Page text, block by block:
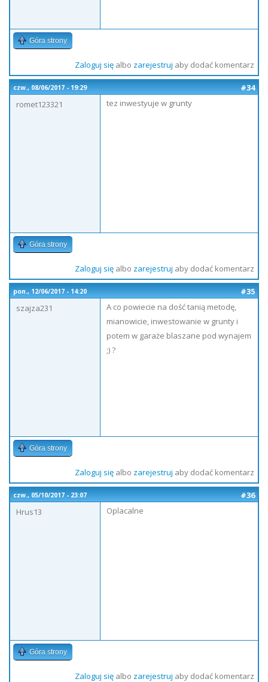
Góra strony
Zaloguj sięalbo zarejestruj aby dodać komentarz
czw., 08/06/2017 - 19:29
#34
romet123321
tez inwestyuje w grunty
Góra strony
Zaloguj sięalbo zarejestruj aby dodać komentarz
pon., 12/06/2017 - 14:20
#35
szajza231
A co powiecie na dość tanią metodę,
mianowicie, inwestowanie w grunty i
potem w garaże blaszane pod wynajem
;) ?
Góra strony
Zaloguj sięalbo zarejestruj aby dodać komentarz
czw., 05/10/2017 - 23:07
#36
Hrus13
Oplacalne
Góra strony
Zaloguj sięalbo zarejestruj aby dodać komentarz